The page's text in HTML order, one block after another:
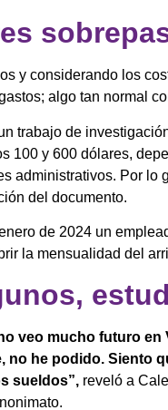
y considerando los
algo tan normal
trabajo de
100 y 600 dólares,
administrativos. Por lo
del documento.
de 2024 un
la mensualidad del
veo mucho futuro
no he podido. Siento
sueldos”, reveló a